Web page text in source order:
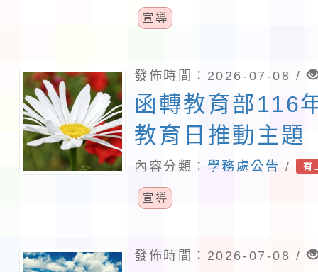
照。
宣導
發佈時間：2026-07-08 /
函轉教育部116
教育日推動主題
支持：建構多元
園」相關課程與
內容分類： 學務處公告 / 有
宣導
發佈時間：2026-07-08 /